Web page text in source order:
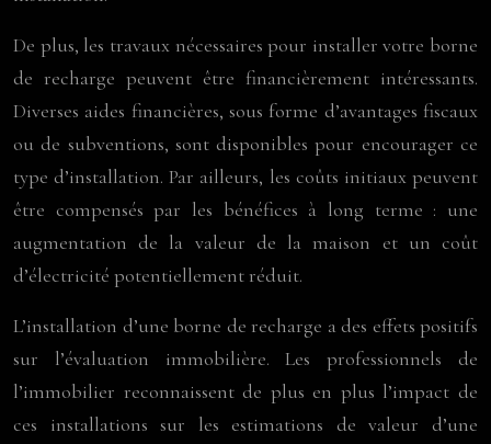
De plus, les travaux nécessaires pour installer votre borne
de recharge peuvent être financièrement intéressants.
Diverses aides financières, sous forme d’avantages fiscaux
ou de subventions, sont disponibles pour encourager ce
type d’installation. Par ailleurs, les coûts initiaux peuvent
être compensés par les bénéfices à long terme : une
augmentation de la valeur de la maison et un coût
d’électricité potentiellement réduit.
L’installation d’une borne de recharge a des effets positifs
sur l’évaluation immobilière. Les professionnels de
l’immobilier reconnaissent de plus en plus l’impact de
ces installations sur les estimations de valeur d’une